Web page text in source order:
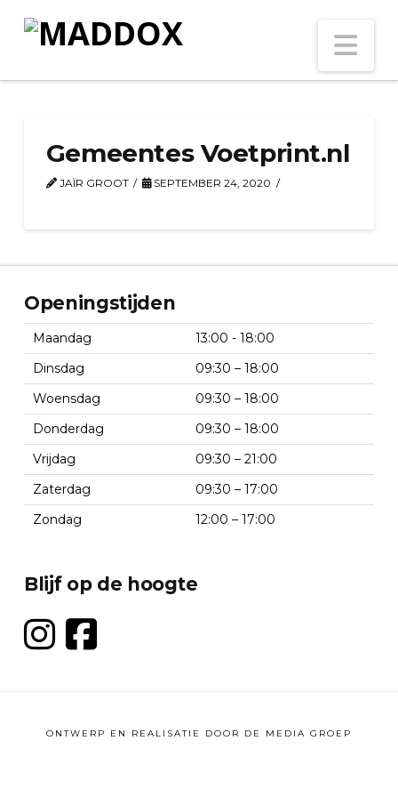
Gemeentes Voetprint.nl
JAÏR GROOT SEPTEMBER 24, 2020
Openingstijden
Maandag
13:00 - 18:00
Dinsdag
09:30 – 18:00
Woensdag
09:30 – 18:00
Donderdag
09:30 – 18:00
Vrijdag
09:30 – 21:00
Zaterdag
09:30 – 17:00
Zondag
12:00 – 17:00
Blijf op de hoogte
ONTWERP EN REALISATIE DOOR DE MEDIA GROEP